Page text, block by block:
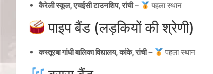
कैरेली स्कूल, एचईसी टाउनशिप, रांची– पहला स्थान
पाइप बैंड (लड़कियों की श्रेणी)
कस्तूरबा गांधी बालिका विद्यालय, कांके, रांची– पहला स्थान